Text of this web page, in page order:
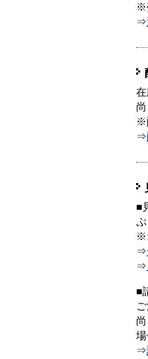
※
⇒
※
⇒
■
※
⇒
⇒
■
場
⇒